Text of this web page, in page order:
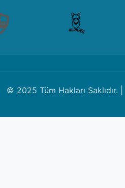
© 2025 Tüm Hakları Saklıdır. |